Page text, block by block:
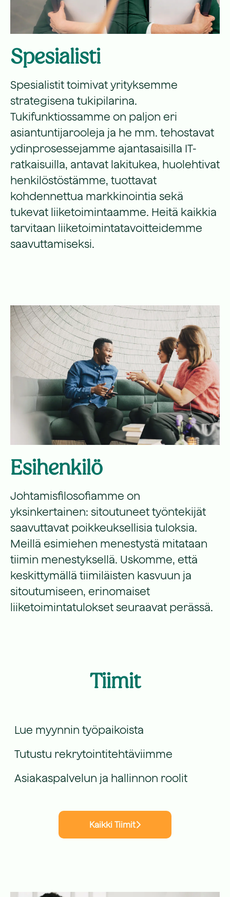
Spesialisti
Spesialistit toimivat yrityksemme
strategisena tukipilarina.
Tukifunktiossamme on paljon eri
asiantuntijarooleja ja he mm. tehostavat
ydinprosessejamme ajantasaisilla IT-
ratkaisuilla, antavat lakitukea, huolehtivat
henkilöstöstämme, tuottavat
kohdennettua markkinointia sekä
tukevat liiketoimintaamme. Heitä kaikkia
tarvitaan liiketoimintatavoitteidemme
saavuttamiseksi.
Esihenkilö
Johtamisfilosofiamme on
yksinkertainen: sitoutuneet työntekijät
saavuttavat poikkeuksellisia tuloksia.
Meillä esimiehen menestystä mitataan
tiimin menestyksellä. Uskomme, että
keskittymällä tiimiläisten kasvuun ja
sitoutumiseen, erinomaiset
liiketoimintatulokset seuraavat perässä.
Tiimit
Lue myynnin työpaikoista
Tutustu rekrytointitehtäviimme
Asiakaspalvelun ja hallinnon roolit
Kaikki Tiimit